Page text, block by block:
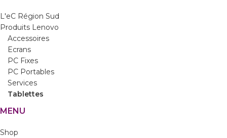
L'eC Région Sud
Produits Lenovo
Accessoires
Ecrans
PC Fixes
PC Portables
Services
Tablettes
MENU
Shop